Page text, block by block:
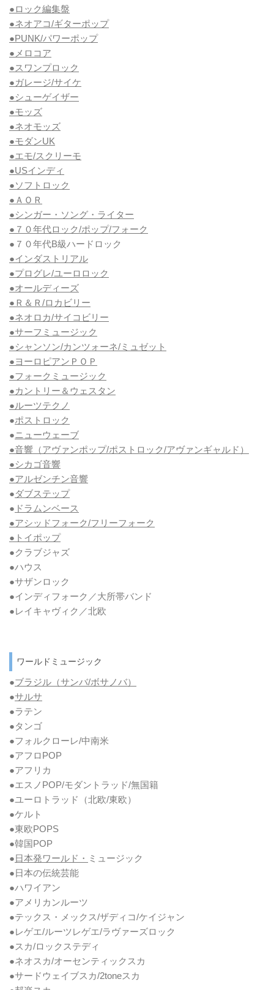
●ロック編集盤
●ネオアコ/ギターポップ
●PUNK/パワーポップ
●メロコア
●スワンプロック
●ガレージ/サイケ
●シューゲイザー
●モッズ
●ネオモッズ
●モダンUK
●エモ/スクリーモ
●USインディ
●ソフトロック
●ＡＯＲ
●シンガー・ソング・ライター
●７０年代ロック/ポップ/フォーク
●７０年代B級ハードロック
●インダストリアル
●プログレ/ユーロロック
●オールディーズ
●Ｒ＆Ｒ/ロカビリー
●ネオロカ/サイコビリー
●サーフミュージック
●シャンソン/カンツォーネ/ミュゼット
●ヨーロピアンＰＯＰ
●フォークミュージック
●カントリー＆ウェスタン
●ルーツテクノ
●ポストロック
●ニューウェーブ
●音響（アヴァンポップ/ポストロック/アヴァンギャルド）
●シカゴ音響
●アルゼンチン音響
●ダブステップ
● ドラムンベース
●アシッドフォーク/フリーフォーク
●トイポップ
●クラブジャズ
●ハウス
●サザンロック
●インディフォーク／大所帯バンド
●レイキャヴィク／北欧
ワールドミュージック
●ブラジル（サンバ/ボサノバ）
●サルサ
●ラテン
●タンゴ
●フォルクローレ/中南米
●アフロPOP
●アフリカ
●エスノPOP/モダントラッド/無国籍
●ユーロトラッド（北欧/東欧）
●ケルト
●東欧POPS
●韓国POP
●日本発ワールド・ ミュージック
●日本の伝統芸能
●ハワイアン
●アメリカンルーツ
●テックス・メックス/ザディコ/ケイジャン
●レゲエ/ルーツレゲエ/ラヴァーズロック
●スカ/ロックステディ
●ネオスカ/オーセンティックスカ
●サードウェイブスカ/2toneスカ